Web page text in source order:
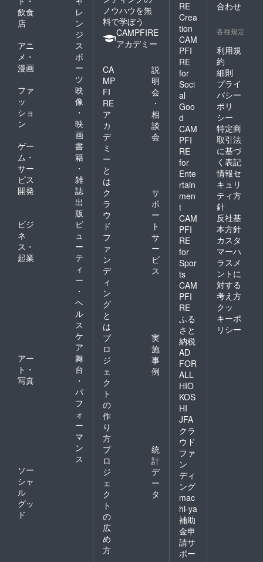
ナル桐
箱・紙
き。
グラス
の発送
は2018
年5月上
旬ごろ
を予定
してい
ます。
飲食
店
レ
ン
ジ
アニ
メ・
漫画
ス
ポ
ー
ツ
ファ
ッ
ショ
ン
映
像
・
映
画
ゲー
ム・
サー
ビス
開発
書
籍
・
雑
誌
出
版
ビジ
ネ
ス・
起業
ビ
ュ
ー
テ
ィ
ー
・
ヘ
ル
ス
ケ
ア
アー
ト・
写真
舞
台
・
パ
フ
ォ
ー
マ
ン
ス
ソー
シャ
ル
グッ
ド
ノウハウを無
料で学ぼう
CAMPFIRE
アカデミー
CA
MP
FI
RE
ア
カ
デ
ミ
ー
と
は
説
明
会
・
相
談
会
ク
ラ
ウ
ド
フ
ァ
ン
デ
ィ
ン
グ
と
は
サ
ポ
ー
ト
サ
ー
ビ
ス
プ
ロ
ジ
ェ
ク
ト
の
作
り
方
実
施
事
例
プ
ロ
ジ
ェ
ク
ト
の
広
め
方
統
計
デ
ー
タ
RE
Crea
tion
CAM
PFI
RE
for
Soci
al
Goo
d
CAM
PFI
RE
for
Ente
rtain
men
t
CAM
PFI
RE
for
Spor
ts
CAM
PFI
RE
ふる
さと
納税
AD
FOR
ALL
HIO
KOS
HI
JFA
クラ
ウド
ファ
ン
ディ
ング
mac
hi-ya
補助
金申
請サ
ポー
合わせ
各種規定
利用規
約
細則
プライ
バシー
ポリ
シー
特定商
取引法
に基づ
く表記
情報セ
キュリ
ティ方
針
反社基
本方針
カスタ
マーハ
ラスメ
ントに
対する
考え方
クッ
キーポ
リシー